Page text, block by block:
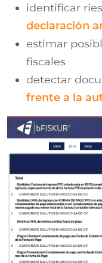
identificar
declaración
estimar
fiscales
detectar
frente a la